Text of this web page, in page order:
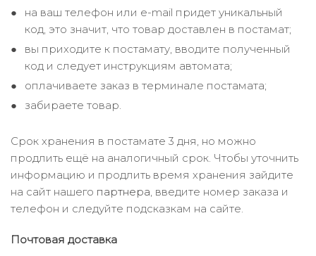
на ваш телефон или e-mail придет уникальный
код, это значит, что товар доставлен в постамат;
вы приходите к постамату, вводите полученный
код и следует инструкциям автомата;
оплачиваете заказ в терминале постамата;
забираете товар.
Срок хранения в постамате 3 дня, но можно
продлить ещё на аналогичный срок. Чтобы уточнить
информацию и продлить время хранения зайдите
на сайт нашего партнера, введите номер заказа и
телефон и следуйте подсказкам на сайте.
Почтовая доставка